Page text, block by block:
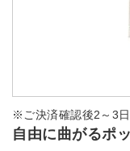
※ご決済確認後2～3
自由に曲がるポ